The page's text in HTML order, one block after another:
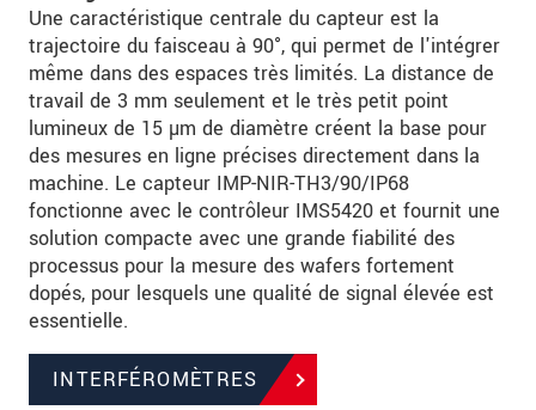
Une caractéristique centrale du capteur est la
trajectoire du faisceau à 90°, qui permet de l'intégrer
même dans des espaces très limités. La distance de
travail de 3 mm seulement et le très petit point
lumineux de 15 µm de diamètre créent la base pour
des mesures en ligne précises directement dans la
machine. Le capteur IMP-NIR-TH3/90/IP68
fonctionne avec le contrôleur IMS5420 et fournit une
solution compacte avec une grande fiabilité des
processus pour la mesure des wafers fortement
dopés, pour lesquels une qualité de signal élevée est
essentielle.
INTERFÉROMÈTRES